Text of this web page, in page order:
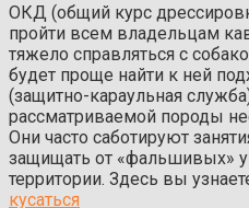
ОКД (общий курс
пройти всем владельцам
тяжело справляться с
будет проще найти к ней
(защитно-караульная
рассматриваемой породы
Они часто саботируют
защищать от «фальшивых»
территории. Здесь вы
кусаться